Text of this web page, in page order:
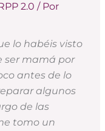
2.0 / Por
lo habéis visto
ser mamá por
antes de lo
algunos
de las
tomo un